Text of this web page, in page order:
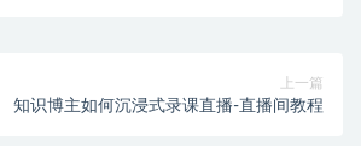
上一篇
知识博主如何沉浸式录课直播-直播间教程